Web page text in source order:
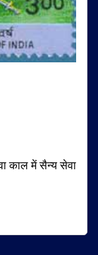
काल में सैन्य सेवा